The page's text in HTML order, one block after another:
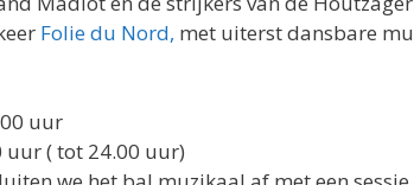
Folie du Nord, met uiterst dansbare
uur
( tot 24.00 uur)